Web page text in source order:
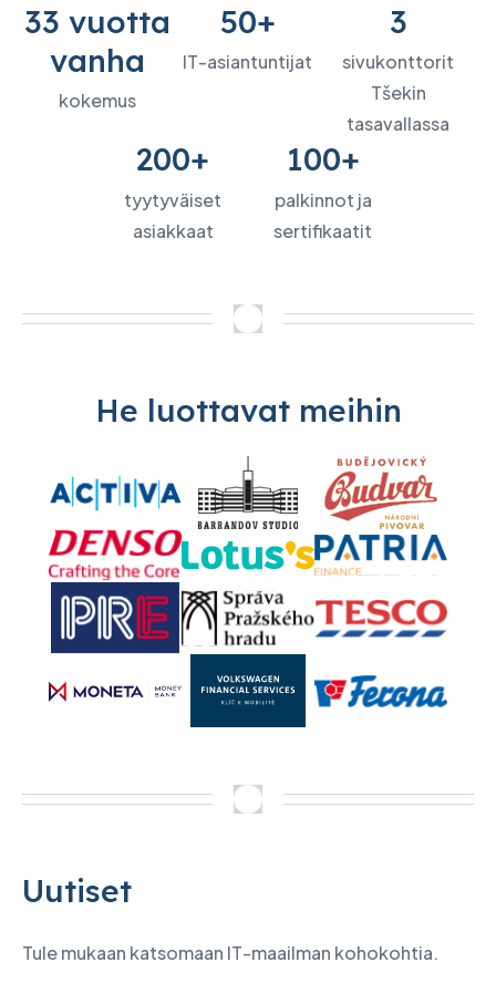
33 vuotta
vanha
kokemus
50+
IT-asiantuntijat
3
sivukonttorit
Tšekin
tasavallassa
200+
tyytyväiset
asiakkaat
100+
palkinnot ja
sertifikaatit
He luottavat meihin
Uutiset
Tule mukaan katsomaan IT-maailman kohokohtia.